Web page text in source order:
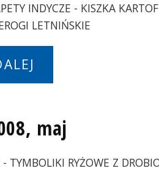
INDYCZE - KISZKA
LETNIŃSKIE
maj
TYMBOLIKI RYŻOWE Z